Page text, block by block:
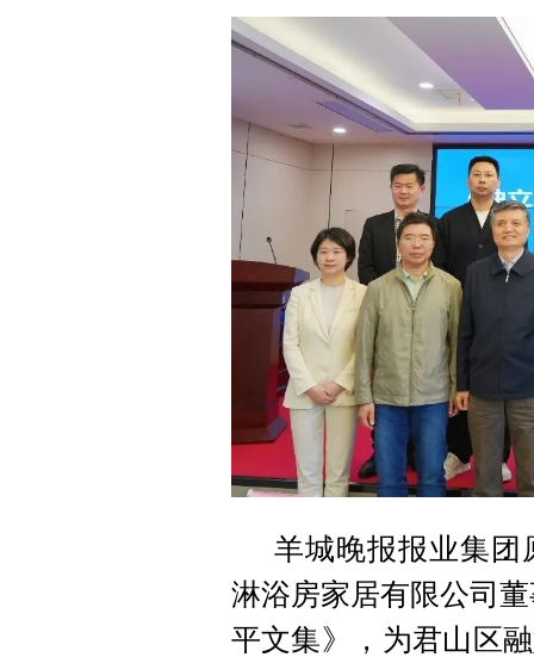
羊城晚报报业集团
淋浴房家居有限公司
平文集》，为君山区